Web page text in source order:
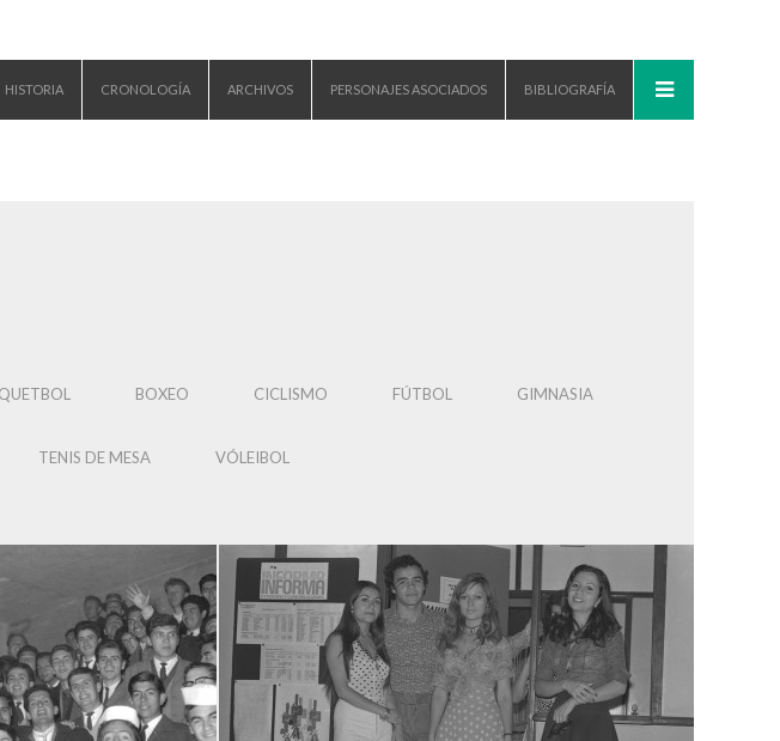
HISTORIA CRONOLOGÍA ARCHIVOS PERSONAJES ASOCIADOS BIBLIOGRAFÍA
BOXEO CICLISMO FÚTBOL GIMNASIA
TENIS DE MESA VÓLEIBOL